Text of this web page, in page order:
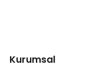
Kurumsal